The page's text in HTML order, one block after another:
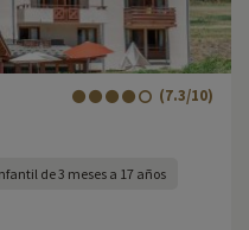
(7.3/10)
de 3 meses a 17 años